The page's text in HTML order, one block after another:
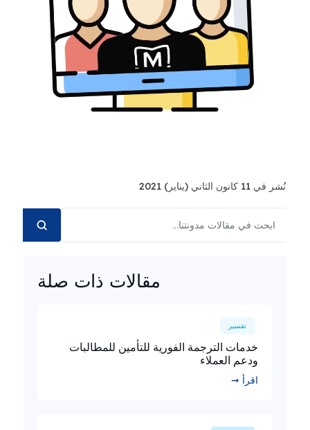
نُشر في 11 كانون الثاني (يناير) 2021
مقالات ذات صلة
تفسير
خدمات الترجمة الفورية للتأمين للمطالبات
ودعم العملاء
اقرأ ➞